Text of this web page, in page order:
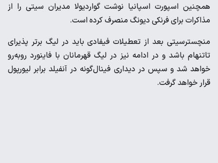
همچنین اسپورت اسپانیا نوشت گواردیولا مدیران سیتی را از
مذاکرات برای فرنکی دیونگ منصرف کرده است.
منچسترسیتی بعد از تعطیلات فیفادی باید در لیگ برتر پذیرای
تاتنهام باشد و در ادامه نیز در لیگ قهرمانان با فاینورد روبه‌رو
خواهد شد و سپس در دیداری فینال‌گونه در آنفیلد برابر لیورپول
قرار خواهد گرفت.